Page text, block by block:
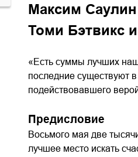
Максим Саулин
Томи Бэтвикс
«Есть суммы лучших
последние существуют
подействовавшего
Предисловие
Восьмого мая две
лучшее место искать